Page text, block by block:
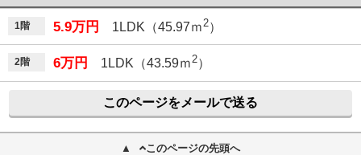
1階 5.9万円 1LDK（45.97ｍ2）
2階 6万円 1LDK（43.59ｍ2）
このページをメールで送る
このページの先頭へ